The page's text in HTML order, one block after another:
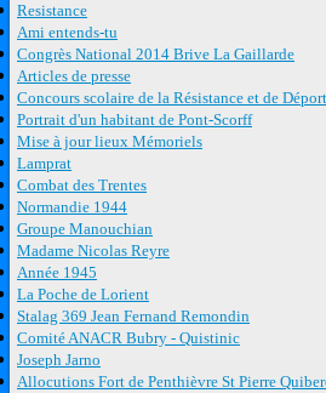
Resistance
Ami entends-tu
Congrès National 2014 Brive La Gaillarde
Articles de presse
Concours scolaire de la Résistance et de
Portrait d'un habitant de Pont-Scorff
Mise à jour lieux Mémoriels
Lamprat
Combat des Trentes
Normandie 1944
Groupe Manouchian
Madame Nicolas Reyre
Année 1945
La Poche de Lorient
Stalag 369 Jean Fernand Remondin
Comité ANACR Bubry - Quistinic
Joseph Jarno
Allocutions Fort de Penthièvre St Pierre